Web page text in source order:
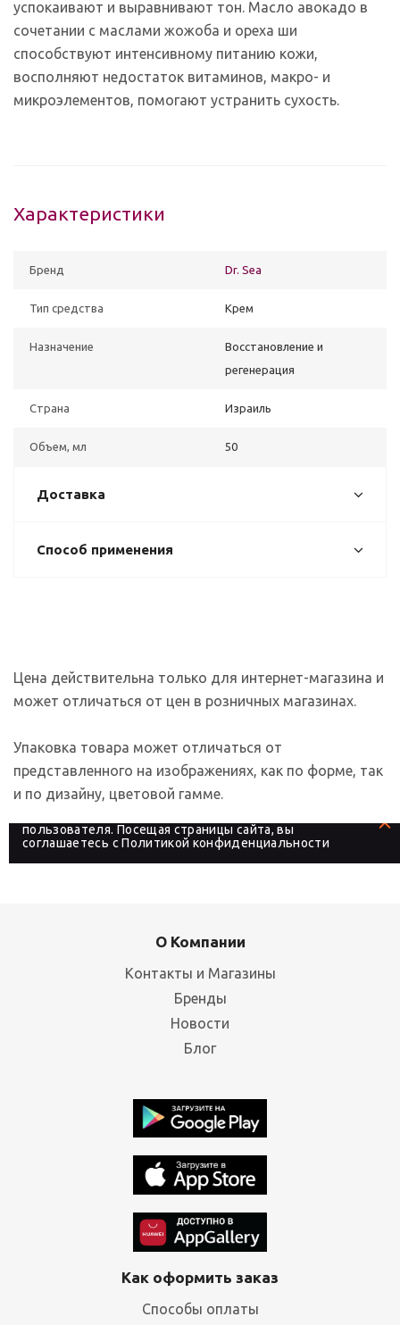
успокаивают и выравнивают тон. Масло авокадо в
сочетании с маслами жожоба и ореха ши
способствуют интенсивному питанию кожи,
восполняют недостаток витаминов, макро- и
микроэлементов, помогают устранить сухость.
Характеристики
Бренд Dr. Sea
Тип средства Крем
Назначение
Восстановление и
регенерация
Страна Израиль
Объем, мл 50
Доставка
Способ применения
Цена действительна только для интернет-магазина и
может отличаться от цен в розничных магазинах.
Упаковка товара может отличаться от
представленного на изображениях, как по форме, так
и по дизайну, цветовой гамме.
На сайте используются файлы cookies, которые его
пользователя. Посещая страницы сайта, вы
соглашаетесь сПолитикой конфиденциальности
О Компании
Контакты и Магазины
Бренды
Новости
Блог
Как оформить заказ
Способы оплаты